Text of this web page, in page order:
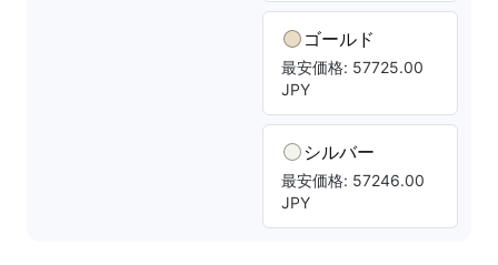
ゴールド
最安価格: 57725.00
JPY
シルバー
最安価格: 57246.00
JPY